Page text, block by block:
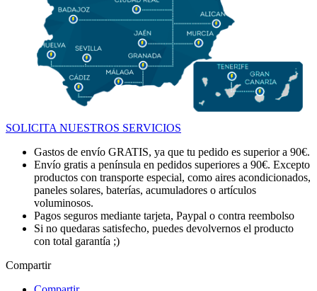
SOLICITA NUESTROS SERVICIOS
Gastos de envío GRATIS, ya que tu pedido es superior a 90€.
Envío gratis a península en pedidos superiores a 90€. Excepto
productos con transporte especial, como aires acondicionados,
paneles solares, baterías, acumuladores o artículos
voluminosos.
Pagos seguros mediante tarjeta, Paypal o contra reembolso
Si no quedaras satisfecho, puedes devolvernos el producto
con total garantía ;)
Compartir